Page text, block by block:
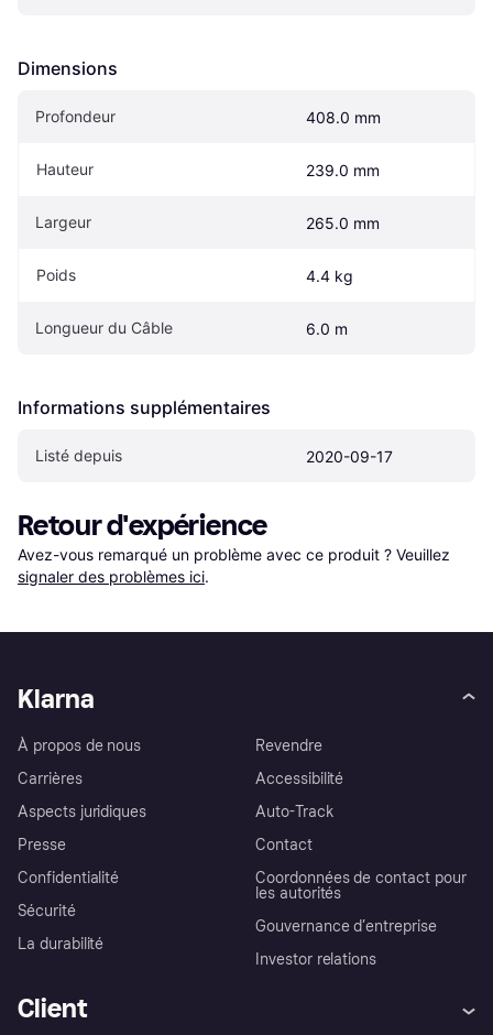
Dimensions
Profondeur 408.0 mm
Hauteur 239.0 mm
Largeur 265.0 mm
Poids 4.4 kg
Longueur du Câble 6.0 m
Informations supplémentaires
Listé depuis 2020-09-17
Retour d'expérience
Avez-vous remarqué un problème avec ce produit ? Veuillez
signaler des problèmes ici.
Klarna
À propos de nous
Carrières
Aspects juridiques
Presse
Confidentialité
Sécurité
La durabilité
Revendre
Accessibilité
Auto-Track
Contact
Coordonnées de contact pour
les autorités
Gouvernance d’entreprise
Investor relations
Client